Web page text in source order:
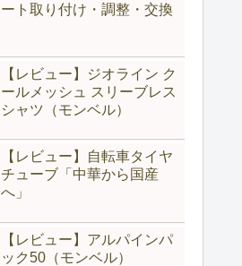
ート取り付け・調整・交換
【レビュー】ジオライン ク
ールメッシュ スリーブレス
シャツ（モンベル）
【レビュー】自転車タイヤ
チューブ「中華から国産
へ」
【レビュー】アルパインパ
ック50（モンベル）